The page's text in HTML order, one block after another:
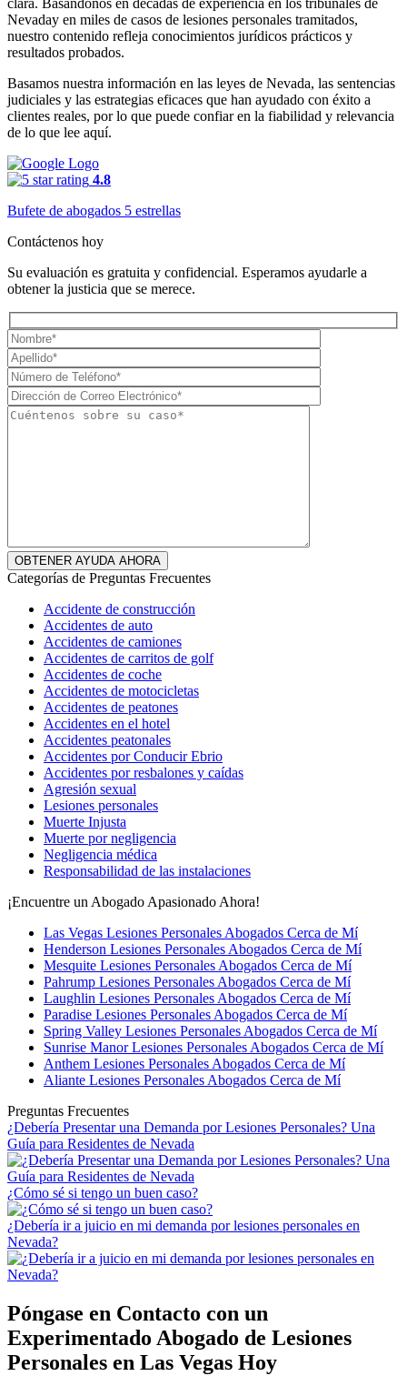
Nevaday en miles de casos de lesiones personales tramitados,
nuestro contenido refleja conocimientos jurídicos prácticos y
resultados probados.
Basamos nuestra información en las leyes de Nevada, las sentencias
judiciales y las estrategias eficaces que han ayudado con éxito a
clientes reales, por lo que puede confiar en la fiabilidad y relevancia
de lo que lee aquí.
4.8
Bufete de abogados 5 estrellas
Contáctenos hoy
Su evaluación es gratuita y confidencial. Esperamos ayudarle a
obtener la justicia que se merece.
Categorías de Preguntas Frecuentes
Accidente de construcción
Accidentes de auto
Accidentes de camiones
Accidentes de carritos de golf
Accidentes de coche
Accidentes de motocicletas
Accidentes de peatones
Accidentes en el hotel
Accidentes peatonales
Accidentes por Conducir Ebrio
Accidentes por resbalones y caídas
Agresión sexual
Lesiones personales
Muerte Injusta
Muerte por negligencia
Negligencia médica
Responsabilidad de las instalaciones
¡Encuentre un Abogado Apasionado Ahora!
Las Vegas Lesiones Personales Abogados Cerca de Mí
Henderson Lesiones Personales Abogados Cerca de Mí
Mesquite Lesiones Personales Abogados Cerca de Mí
Pahrump Lesiones Personales Abogados Cerca de Mí
Laughlin Lesiones Personales Abogados Cerca de Mí
Paradise Lesiones Personales Abogados Cerca de Mí
Spring Valley Lesiones Personales Abogados Cerca de Mí
Sunrise Manor Lesiones Personales Abogados Cerca de Mí
Anthem Lesiones Personales Abogados Cerca de Mí
Aliante Lesiones Personales Abogados Cerca de Mí
Preguntas Frecuentes
¿Debería Presentar una Demanda por Lesiones Personales? Una
Guía para Residentes de Nevada
¿Cómo sé si tengo un buen caso?
¿Debería ir a juicio en mi demanda por lesiones personales en
Nevada?
Póngase en Contacto con un
Experimentado Abogado de Lesiones
Personales en Las Vegas Hoy